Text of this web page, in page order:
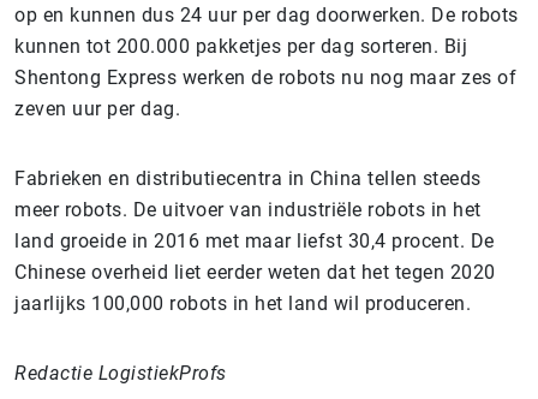
op en kunnen dus 24 uur per dag doorwerken. De robots
kunnen tot 200.000 pakketjes per dag sorteren. Bij
Shentong Express werken de robots nu nog maar zes of
zeven uur per dag.
Fabrieken en distributiecentra in China tellen steeds
meer robots. De uitvoer van industriële robots in het
land groeide in 2016 met maar liefst 30,4 procent. De
Chinese overheid liet eerder weten dat het tegen 2020
jaarlijks 100,000 robots in het land wil produceren.
Redactie LogistiekProfs